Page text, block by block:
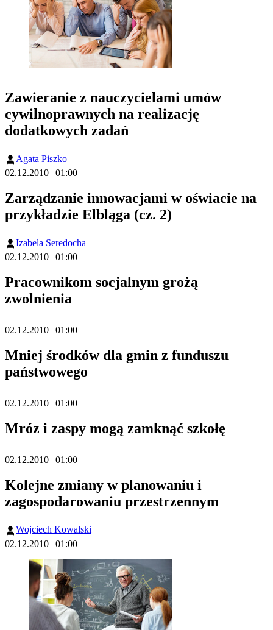
Zawieranie z nauczycielami umów
cywilnoprawnych na realizację
dodatkowych zadań
Agata Piszko
02.12.2010 | 01:00
Zarządzanie innowacjami w oświacie na
przykładzie Elbląga (cz. 2)
Izabela Seredocha
02.12.2010 | 01:00
Pracownikom socjalnym grożą
zwolnienia
02.12.2010 | 01:00
Mniej środków dla gmin z funduszu
państwowego
02.12.2010 | 01:00
Mróz i zaspy mogą zamknąć szkołę
02.12.2010 | 01:00
Kolejne zmiany w planowaniu i
zagospodarowaniu przestrzennym
Wojciech Kowalski
02.12.2010 | 01:00